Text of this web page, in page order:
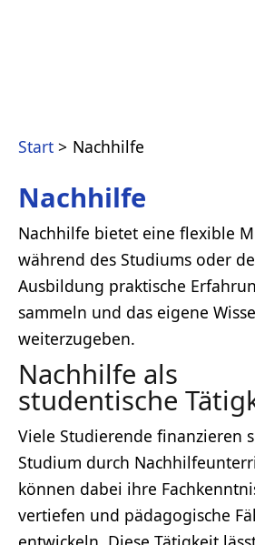
Start Nachhilfe
Nachhilfe
Nachhilfe bietet eine flexible
während des Studiums oder
Ausbildung praktische
sammeln und das eigene
weiterzugeben.
Nachhilfe als
studentische
Viele Studierende finanzieren
Studium durch
können dabei ihre
vertiefen und pädagogische